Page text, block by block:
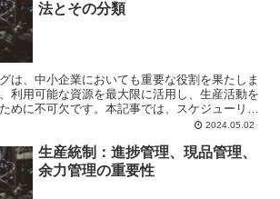
法とその分類
は、中小企業においても重要な役割を果たしま
利用可能な資源を最大限に活用し、生産活動を
めに不可欠です。本記事では、スケジューリン
中小企業でよく使用されるスケジュー...2024.05.02
生産統制：進捗管理、現品管理、
余力管理の重要性